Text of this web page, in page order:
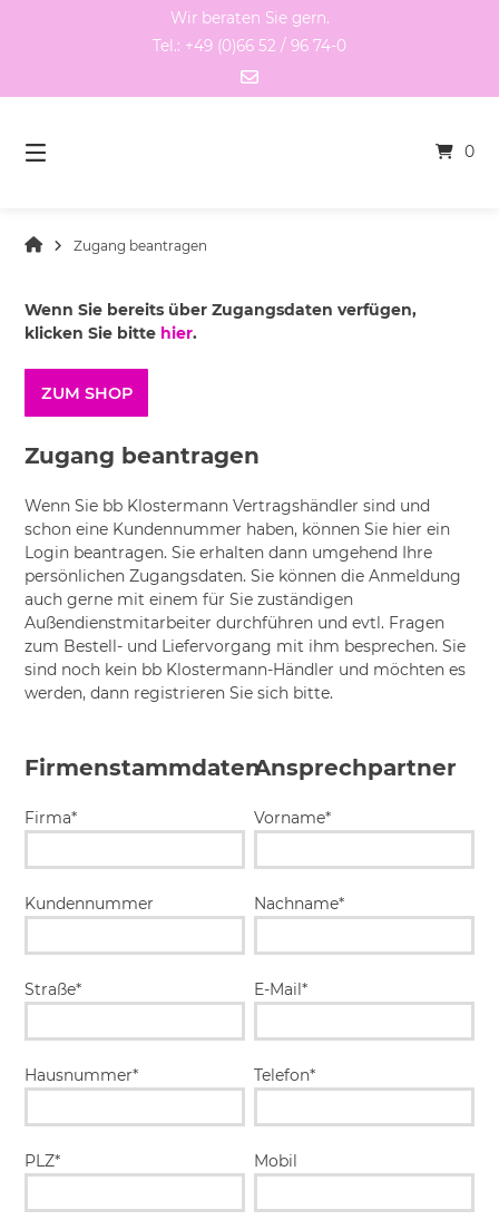
Wir beraten Sie gern.
Tel.: +49 (0)66 52 / 96 74-0
0
Zugang beantragen
Wenn Sie bereits über Zugangsdaten verfügen,
klicken Sie bitte hier.
ZUM SHOP
Zugang beantragen
Wenn Sie bb Klostermann Vertragshändler sind und
schon eine Kundennummer haben, können Sie hier ein
Login beantragen. Sie erhalten dann umgehend Ihre
persönlichen Zugangsdaten. Sie können die Anmeldung
auch gerne mit einem für Sie zuständigen
Außendienstmitarbeiter durchführen und evtl. Fragen
zum Bestell- und Liefervorgang mit ihm besprechen. Sie
sind noch kein bb Klostermann-Händler und möchten es
werden, dann registrieren Sie sich bitte.
Firmenstammdaten
Firma*
Kundennummer
Straße*
Hausnummer*
PLZ*
Ansprechpartner
Vorname*
Nachname*
E-Mail*
Telefon*
Mobil